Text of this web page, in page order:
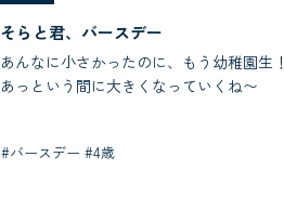
そらと君、バースデー
あんなに小さかったのに、もう幼稚園生！
あっという間に大きくなっていくね〜
#バースデー #4歳